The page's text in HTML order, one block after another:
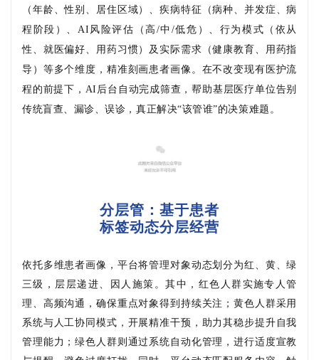
（年龄、性别、居住区域）、疾病特征（病种、并发症、病
程阶段）、AI风险评估（高/中/低危）、行为模式（依从
性、就医偏好、用药习惯）及实际需求（健康教育、用药指
导）等多个维度，精准刻画患者画像。在不改变现有医护流
程的前提下，AI后台自动完成筛查，帮助基层医疗单位告别
传统盲查、漏诊、误诊，真正解决“该管谁”的决策难题。
分层管：基于患者
标签动态分层经营
依托多维患者画像，平台将管理对象动态划分为红、黄、绿
三级，层层递进、因人施策。其中，红色人群实施专人管
理、高频沟通，确保重点对象得到持续关注；黄色人群采用
系统与人工协同模式，开展精准干预，助力其稳步提升自我
管理能力；绿色人群则通过系统自动化管理，进行适度宣教